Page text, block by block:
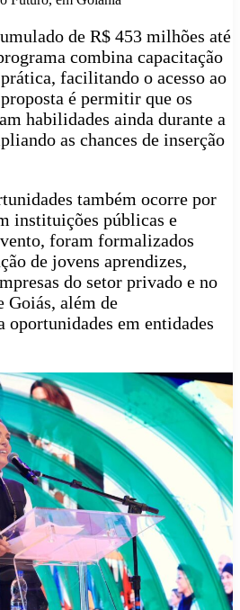
de R$ 453 milhões até
combina capacitação
facilitando o acesso ao
é permitir que os
habilidades ainda durante a
as chances de inserção
também ocorre por
instituições públicas e
foram formalizados
de jovens aprendizes,
do setor privado e no
Goiás, além de
oportunidades em entidades